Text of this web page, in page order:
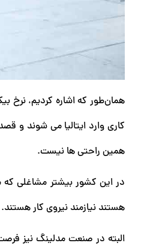
کاری وارد ایتالیا می شوند و
همین راحتی ها نیست.
در این کشور بیشتر مشاغلی که
هستند نیازمند نیروی کار هستند.
البته در صنعت مدلینگ نیز